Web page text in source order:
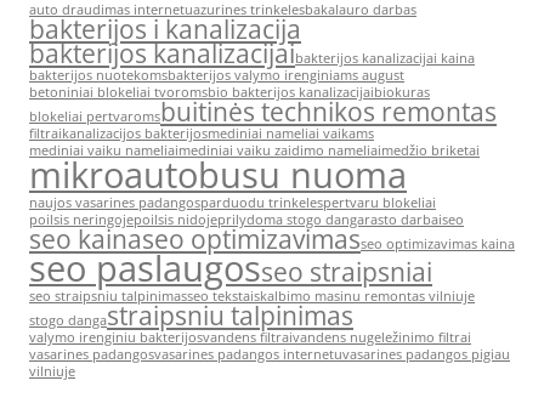
auto draudimas internetuazurines trinkelesbakalauro darbas
bakterijos i kanalizacija
bakterijos kanalizacijaibakterijos kanalizacijai kaina
bakterijos nuotekomsbakterijos valymo irenginiams august
betoniniai blokeliai tvoromsbio bakterijos kanalizacijaibiokuras
blokeliai pertvaromsbuitinės technikos remontas
filtraikanalizacijos bakterijosmediniai nameliai vaikams
mediniai vaiku nameliaimediniai vaiku zaidimo nameliaimedžio briketai
mikroautobusu nuoma
naujos vasarines padangosparduodu trinkelespertvaru blokeliai
poilsis neringojepoilsis nidojeprilydoma stogo dangarasto darbaiseo
seo kainaseo optimizavimasseo optimizavimas kaina
seo paslaugosseo straipsniai
seo straipsniu talpinimasseo tekstaiskalbimo masinu remontas vilniuje
stogo dangastraipsniu talpinimas
valymo irenginiu bakterijosvandens filtraivandens nugeležinimo filtrai
vasarines padangosvasarines padangos internetuvasarines padangos pigiau
vilniuje